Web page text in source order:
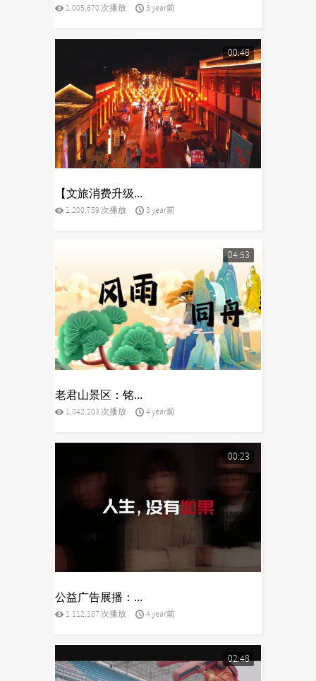
1,005,670 次播放 3 year前
00:48
【文旅消费升级...
1,200,759 次播放 3 year前
04:53
老君山景区：铭...
1,042,203 次播放 4 year前
00:23
公益广告展播：...
1,112,187 次播放 4 year前
02:48